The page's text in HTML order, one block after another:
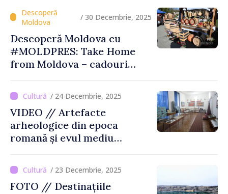
/ 30 Decembrie, 2025
Descoperă Moldova cu
#MOLDPRES: Take Home
from Moldova – cadouri
Moldova
/ 24 Decembrie, 2025
VIDEO // Artefacte
arheologice din epoca
romană și evul mediu
Muzeul din Tartaul
/ 23 Decembrie, 2025
FOTO // Destinațiile